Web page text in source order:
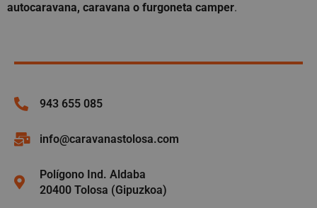
autocaravana, caravana o furgoneta camper.
943 655 085
info@caravanastolosa.com
Polígono Ind. Aldaba
20400 Tolosa (Gipuzkoa)